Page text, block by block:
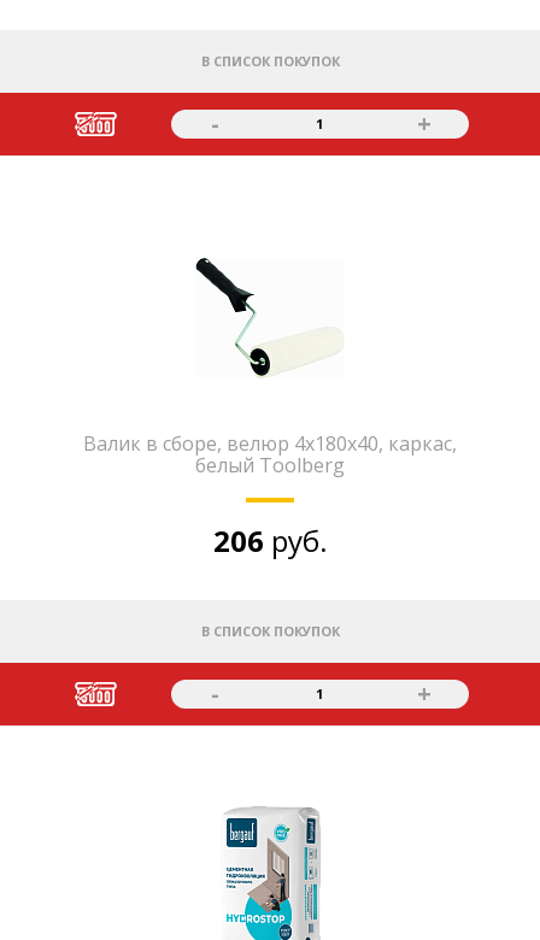
В СПИСОК ПОКУПОК
- 1 +
Валик в сборе, велюр 4х180х40, каркас,
белый Toolberg
206 руб.
В СПИСОК ПОКУПОК
- 1 +